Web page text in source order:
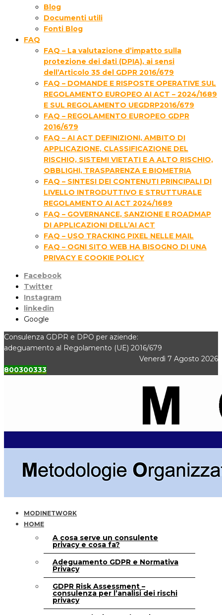
Blog
Documenti utili
Fonti Blog
FAQ
FAQ – La valutazione d’impatto sulla
protezione dei dati (DPIA), ai sensi
dell’Articolo 35 del GDPR 2016/679
FAQ – DOMANDE E RISPOSTE OPERATIVE SUL
REGOLAMENTO EUROPEO AI ACT – 2024/1689
E SUL REGOLAMENTO UEGDRP2016/679
FAQ – REGOLAMENTO EUROPEO GDPR
2016/679
FAQ – AI ACT DEFINIZIONI, AMBITO DI
APPLICAZIONE, CLASSIFICAZIONE DEL
RISCHIO, SISTEMI VIETATI E A ALTO RISCHIO,
OBBLIGHI, TRASPARENZA E BIOMETRIA
FAQ – SINTESI DEI CONTENUTI PRINCIPALI DI
LIVELLO INTRODUTTIVO E STRUTTURALE
REGOLAMENTO AI ACT 2024/1689
FAQ – GOVERNANCE, SANZIONE E ROADMAP
DI APPLICAZIONI DELL’AI ACT
FAQ – USO TRACKING PIXEL NELLE MAIL
FAQ – OGNI SITO WEB HA BISOGNO DI UNA
PRIVACY E COOKIE POLICY
Facebook
Twitter
Instagram
linkedin
Google
Consulenza GDPR e DPO per aziende:
adeguamento al Regolamento (UE) 2016/679
Venerdì 7 Agosto 2026
800300333
MODINETWORK
HOME
A cosa serve un consulente
privacy e cosa fa?
Adeguamento GDPR e Normativa
Privacy
GDPR Risk Assessment –
consulenza per l’analisi dei rischi
privacy